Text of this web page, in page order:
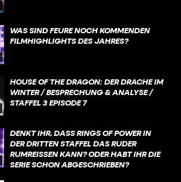
WAS SIND FEURE NOCH KOMMENDEN
FILMHIGHLIGHTS DES JAHRES?
HOUSE OF THE DRAGON: DER DRACHE IM
WINTER / BESPRECHUNG & ANALYSE /
STAFFEL 3 EPISODE 7
DENKT IHR, DASS RINGS OF POWER IN
DER DRITTEN STAFFEL DAS RUDER
RUMREISSEN KANN? ODER HABT IHR DIE
SERIE SCHON ABGESCHRIEBEN?